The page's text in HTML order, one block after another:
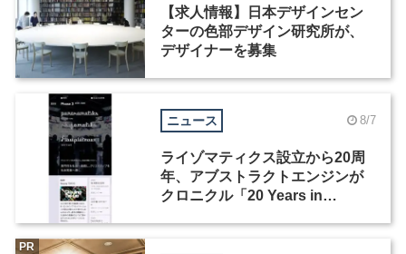
【求人情報】日本デザインセン
ターの色部デザイン研究所が、
デザイナーを募集
ニュース 8/7
ライゾマティクス設立から20周
年、アブストラクトエンジンが
クロニクル「20 Years in
PR